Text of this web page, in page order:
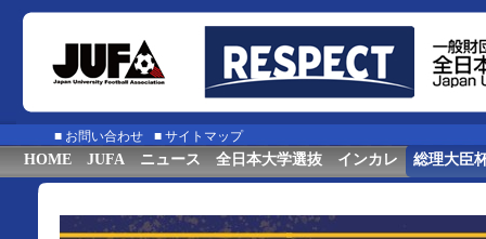
■ お問い合わせ ■ サイトマップ
HOME JUFA ニュース 全日本大学選抜 インカレ 総理大臣